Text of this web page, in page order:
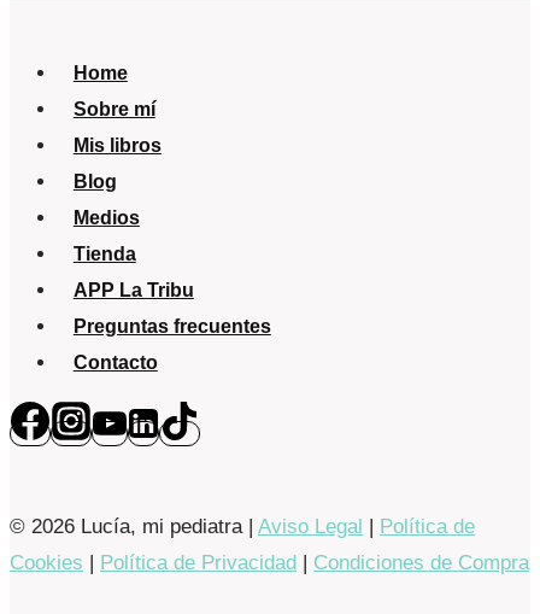
Home
Sobre mí
Mis libros
Blog
Medios
Tienda
APP La Tribu
Preguntas frecuentes
Contacto
© 2026 Lucía, mi pediatra | Aviso Legal | Política de
Cookies | Política de Privacidad | Condiciones de Compra